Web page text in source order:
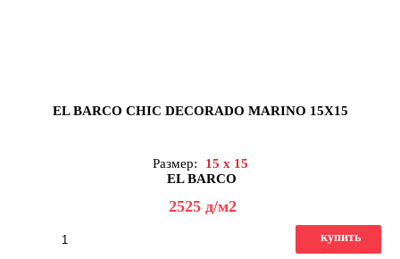
EL BARCO CHIC DECORADO MARINO 15X15
Размер:
15 x 15
EL BARCO
2525 д/м2
купить